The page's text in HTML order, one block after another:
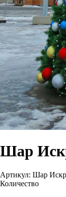
Шар
Артикул: Шар
Количество